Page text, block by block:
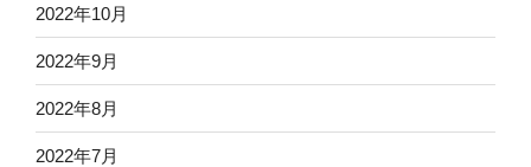
2022年10月
2022年9月
2022年8月
2022年7月